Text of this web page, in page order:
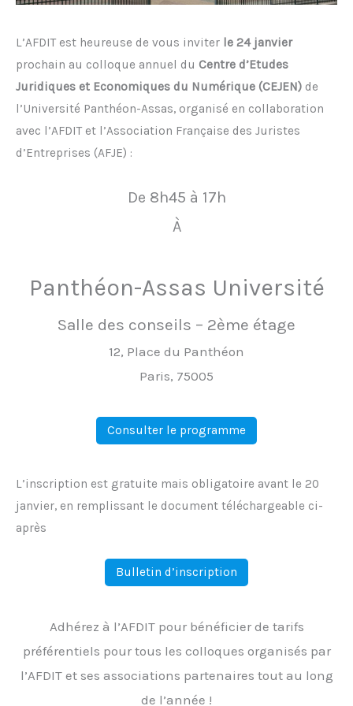
L’AFDIT est heureuse de vous inviter le 24 janvier
prochain au colloque annuel du Centre d’Etudes
Juridiques et Economiques du Numérique (CEJEN) de
l’Université Panthéon-Assas, organisé en collaboration
avec l’AFDIT et l’Association Française des Juristes
d’Entreprises (AFJE) :
De 8h45 à 17h
À
Panthéon-Assas Université
Salle des conseils – 2ème étage
12, Place du Panthéon
Paris, 75005
Consulter le programme
L’inscription est gratuite mais obligatoire avant le 20
janvier, en remplissant le document téléchargeable ci-
après
Bulletin d’inscription
Adhérez à l’AFDIT pour bénéficier de tarifs
préférentiels pour tous les colloques organisés par
l’AFDIT et ses associations partenaires tout au long
de l’année !